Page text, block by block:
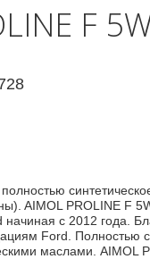
F
AIMOL PROLINE F
с 2012 года.
Ford. Полностью
маслами. AIMOL